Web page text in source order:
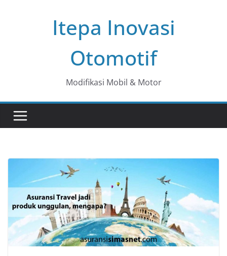
Itepa Inovasi
Otomotif
Modifikasi Mobil & Motor